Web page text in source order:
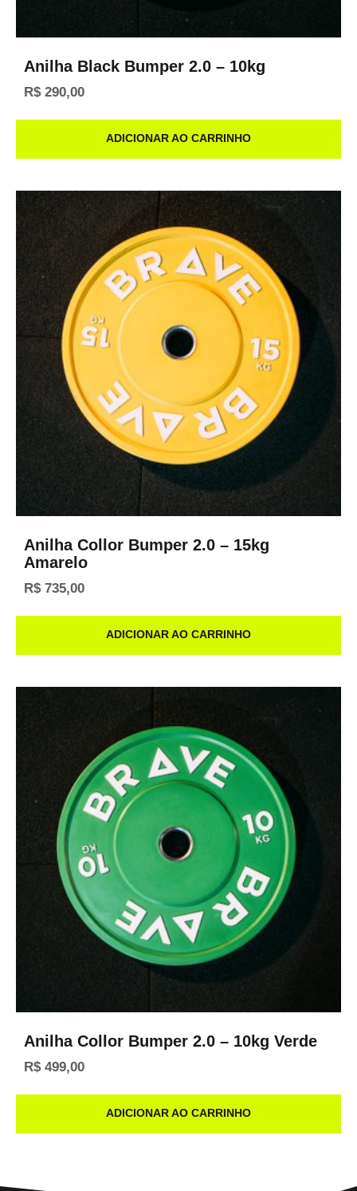
Anilha Black Bumper 2.0 – 10kg
R$290,00
ADICIONAR AO CARRINHO
Anilha Collor Bumper 2.0 – 15kg
Amarelo
R$735,00
ADICIONAR AO CARRINHO
Anilha Collor Bumper 2.0 – 10kg Verde
R$499,00
ADICIONAR AO CARRINHO